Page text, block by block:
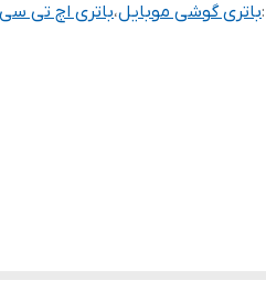
باتری گوشی موبایل،باتری اچ تی سی